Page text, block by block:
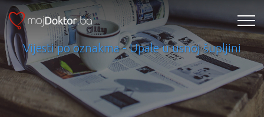
Vijesti po oznakma - Upale u usnoj šupljini